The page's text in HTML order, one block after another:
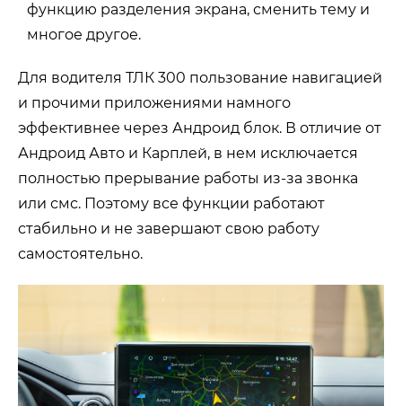
функцию разделения экрана, сменить тему и
многое другое.
Для водителя ТЛК 300 пользование навигацией
и прочими приложениями намного
эффективнее через Андроид блок. В отличие от
Андроид Авто и Карплей, в нем исключается
полностью прерывание работы из-за звонка
или смс. Поэтому все функции работают
стабильно и не завершают свою работу
самостоятельно.